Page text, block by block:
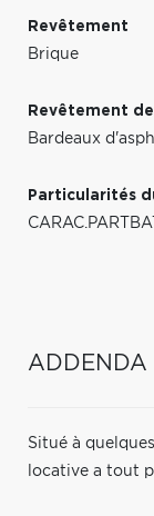
Revêtement
Brique
Revêtement
Bardeaux
Particularités
ADDENDA
Situé à
locative a tout